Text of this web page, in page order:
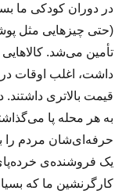
در دوران کودکی ما
(حتی چیزهایی مثل
تأمین می‌شد.
داشت، اغلب اوقات در
قیمت بالاتری داشتند.
به هر محله پا
حرفه‌ای‌شان مردم را
یک فروشنده‌ی
کارگرنشین ما که